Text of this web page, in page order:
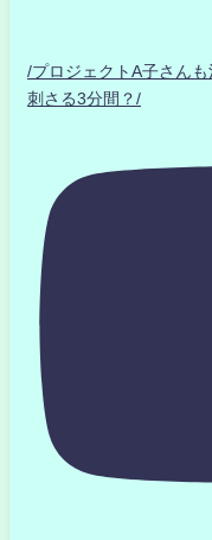
/プロジェクトA子さん
刺さる3分間？/